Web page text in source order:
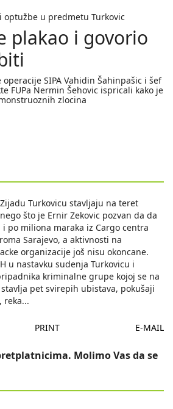
optužbe u predmetu Turkovic
plakao i govorio
operacije SIPA Vahidin Šahinpašic i šef
FUPa Nermin Šehovic ispricali kako je
zlocina
Turkovicu stavljaju na teret
što je Ernir Zekovic pozvan da da
i po miliona maraka iz Cargo centra
Sarajevo, a aktivnosti na
organizacije još nisu okoncane.
u nastavku sudenja Turkovicu i
kriminalne grupe kojoj se na
pet svirepih ubistava, pokušaji
reka...
PRINT E-MAIL
Molimo Vas da se